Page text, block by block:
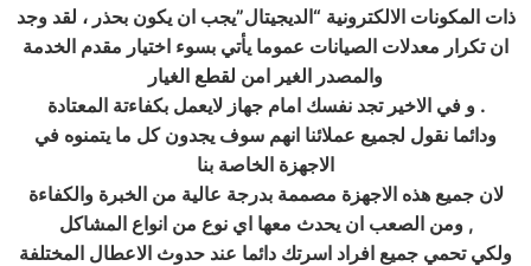
ذات المكونات الالكترونية “الديجيتال”يجب ان يكون بحذر ، لقد وجد
ان تكرار معدلات الصيانات عموما يأتي بسوء اختيار مقدم الخدمة
والمصدر الغير امن لقطع الغيار
و في الاخير تجد نفسك امام جهاز لايعمل بكفاءتة المعتادة .
ودائما نقول لجميع عملائنا انهم سوف يجدون كل ما يتمنوه في
الاجهزة الخاصة بنا
لان جميع هذه الاجهزة مصممة بدرجة عالية من الخبرة والكفاءة
ومن الصعب ان يحدث معها اي نوع من انواع المشاكل,
ولكي تحمي جميع افراد اسرتك دائما عند حدوث الاعطال المختلفة